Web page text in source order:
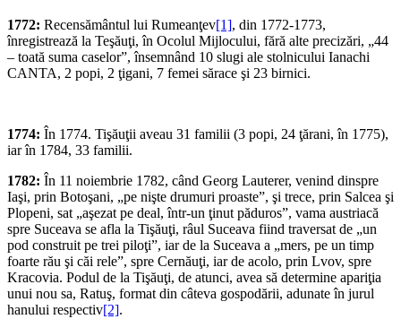
1772: Recensământul lui Rumeanţev[1], din 1772-1773,
înregistrează la Teşăuţi, în Ocolul Mijlocului, fără alte precizări, „44
– toată suma caselor”, însemnând 10 slugi ale stolnicului Ianachi
CANTA, 2 popi, 2 ţigani, 7 femei sărace şi 23 birnici.
1774: În 1774. Tişăuţii aveau 31 familii (3 popi, 24 ţărani, în 1775),
iar în 1784, 33 familii.
1782: În 11 noiembrie 1782, când Georg Lauterer, venind dinspre
Iaşi, prin Botoşani, „pe nişte drumuri proaste”, şi trece, prin Salcea şi
Plopeni, sat „aşezat pe deal, într-un ţinut păduros”, vama austriacă
spre Suceava se afla la Tişăuţi, râul Suceava fiind traversat de „un
pod construit pe trei piloţi”, iar de la Suceava a „mers, pe un timp
foarte rău şi căi rele”, spre Cernăuţi, iar de acolo, prin Lvov, spre
Kracovia. Podul de la Tişăuţi, de atunci, avea să determine apariţia
unui nou sa, Ratuş, format din câteva gospodării, adunate în jurul
hanului respectiv[2].